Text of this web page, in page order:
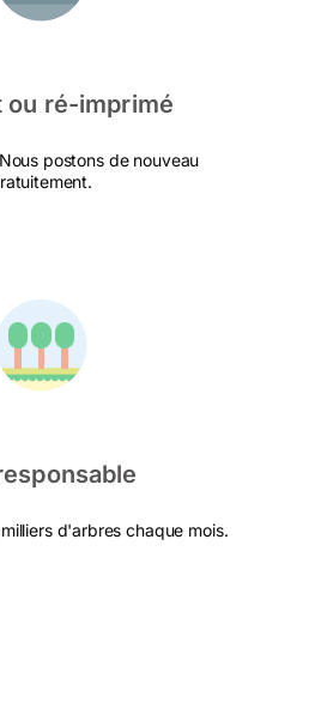
ou ré-imprimé
postons de nouveau
d'arbres chaque mois.